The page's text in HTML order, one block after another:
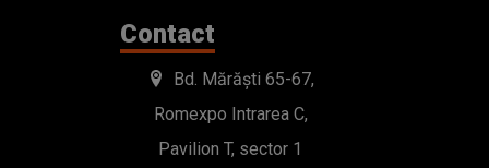
Contact
Bd. Mărăști 65-67,
Romexpo Intrarea C,
Pavilion T, sector 1